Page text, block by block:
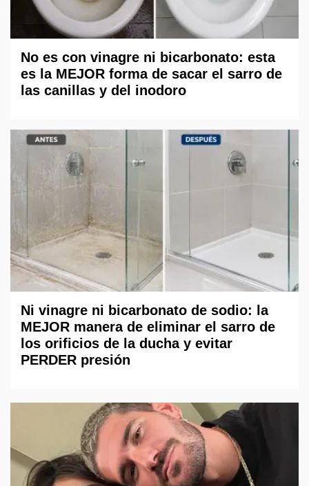
No es con vinagre ni bicarbonato: esta
es la MEJOR forma de sacar el sarro de
las canillas y del inodoro
Ni vinagre ni bicarbonato de sodio: la
MEJOR manera de eliminar el sarro de
los orificios de la ducha y evitar
PERDER presión